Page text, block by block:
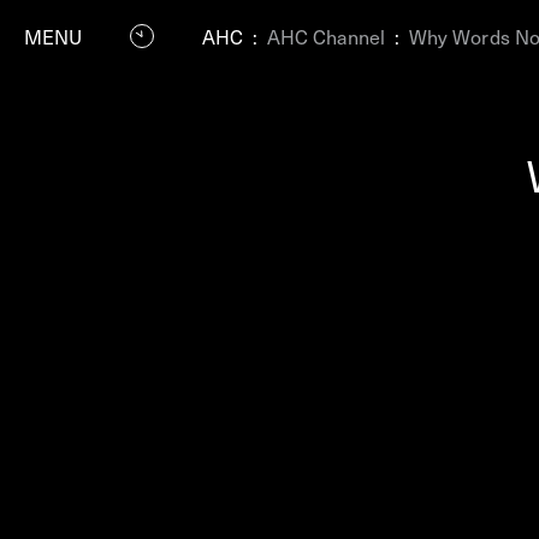
MENU AHC : AHC Channel : Why Words